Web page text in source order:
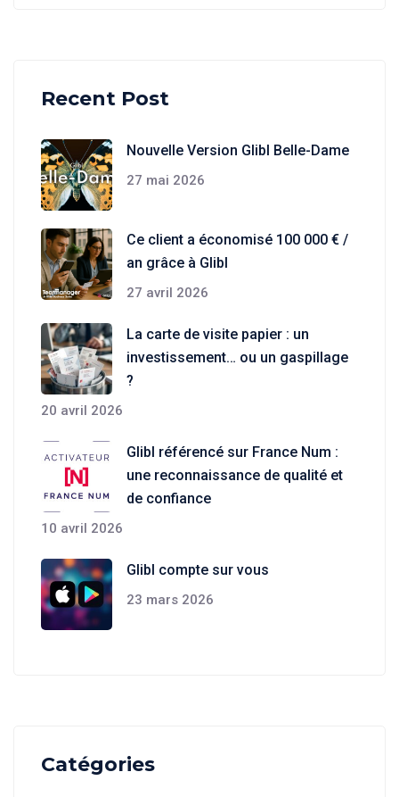
Recent Post
Nouvelle Version Glibl Belle-Dame
27 mai 2026
Ce client a économisé 100 000 € /
an grâce à Glibl
27 avril 2026
La carte de visite papier : un
investissement… ou un gaspillage
?
20 avril 2026
Glibl référencé sur France Num :
une reconnaissance de qualité et
de confiance
10 avril 2026
Glibl compte sur vous
23 mars 2026
Catégories